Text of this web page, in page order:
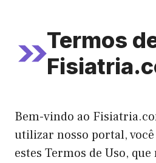
Termos
Bem-vindo ao
utilizar nosso portal,
estes Termos de Uso,